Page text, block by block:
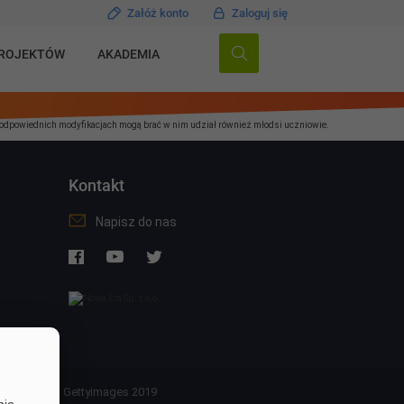
Załóż konto Zaloguj się
AKADEMIA
modyfikacjach mogą brać w nim udział również młodsi uczniowie.
Kontakt
Napisz do nas
2019, © Gettyimages 2019